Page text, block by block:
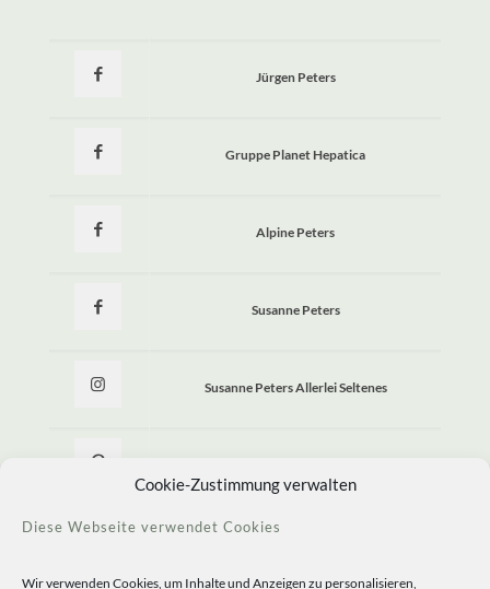
Cookie-Zustimmung verwalten
Diese Webseite verwendet Cookies
Wir verwenden Cookies, um Inhalte und Anzeigen zu personalisieren,
Jürgen Peters
Gruppe Planet Hepatica
Alpine Peters
Susanne Peters
Susanne Peters Allerlei Seltenes